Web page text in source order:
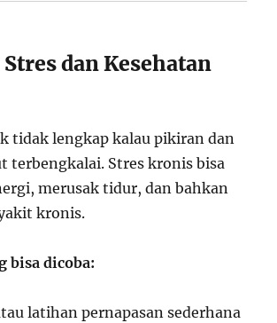
dan Kesehatan
tidak lengkap kalau pikiran dan
terbengkalai. Stres kronis bisa
merusak tidur, dan bahkan
kronis.
bisa dicoba:
latihan pernapasan sederhana